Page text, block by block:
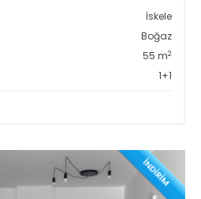
İskele
Boğaz
55 m2
1+1
İNDİRİM